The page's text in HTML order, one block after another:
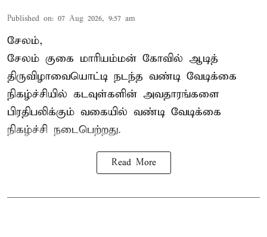
Published on: 07 Aug 2026, 9:57 am
சேலம்,
சேலம் குகை மாரியம்மன் கோவில் ஆடித்
திருவிழாவையொட்டி நடந்த வண்டி வேடிக்கை
நிகழ்ச்சியில் கடவுள்களின் அவதாரங்களை
பிரதிபலிக்கும் வகையில் வண்டி வேடிக்கை
நிகழ்ச்சி நடைபெற்றது.
Read More